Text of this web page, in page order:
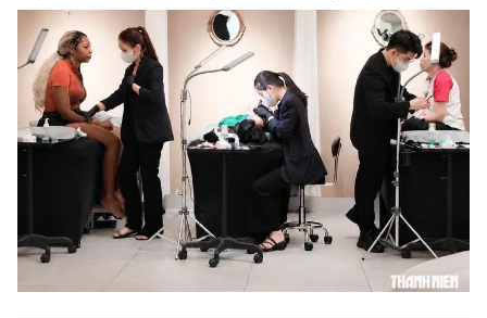
Theo dõi báo trên
0906 645 777
Liên hệ quảng cáo
0908 780 404
Đặt báo Quảng cáo RSS Tòa soạn Chính sách bảo
Tổng biên tập: Nguyễn Ngọc Toàn